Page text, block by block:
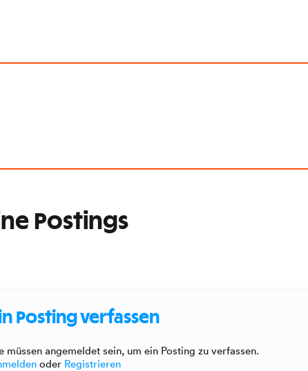
Postings
Posting verfassen
müssen angemeldet sein, um ein Posting zu verfassen.
oder Registrieren